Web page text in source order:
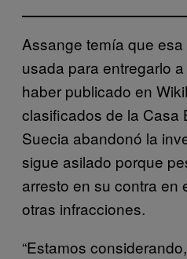
Assange temía que
usada para entregarlo
haber publicado en
clasificados de la Casa
Suecia abandonó la
sigue asilado porque
arresto en su contra en
otras infracciones.
“Estamos